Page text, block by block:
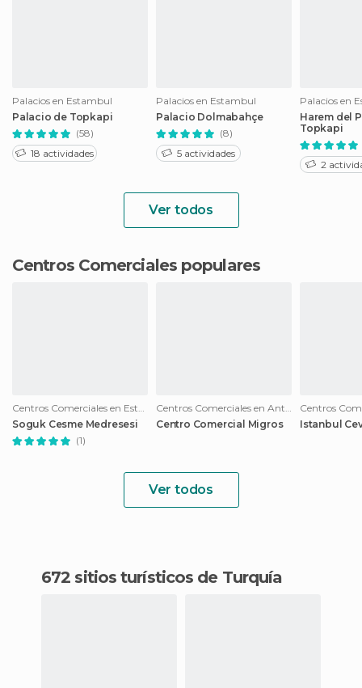
Palacios en Estambul
Palacio de Topkapi
(58)
18 actividades
Palacios en Estambul
Palacio Dolmabahçe
(8)
5 actividades
Palacios en
Harem del
Topkapi
2
Ver todos
Centros Comerciales populares
Centros Comerciales en Estambul
Soguk Cesme Medresesi
(1)
Centros Comerciales en Antalya
Centro Comercial Migros
Istanbul
Ver todos
672 sitios turísticos de Turquía